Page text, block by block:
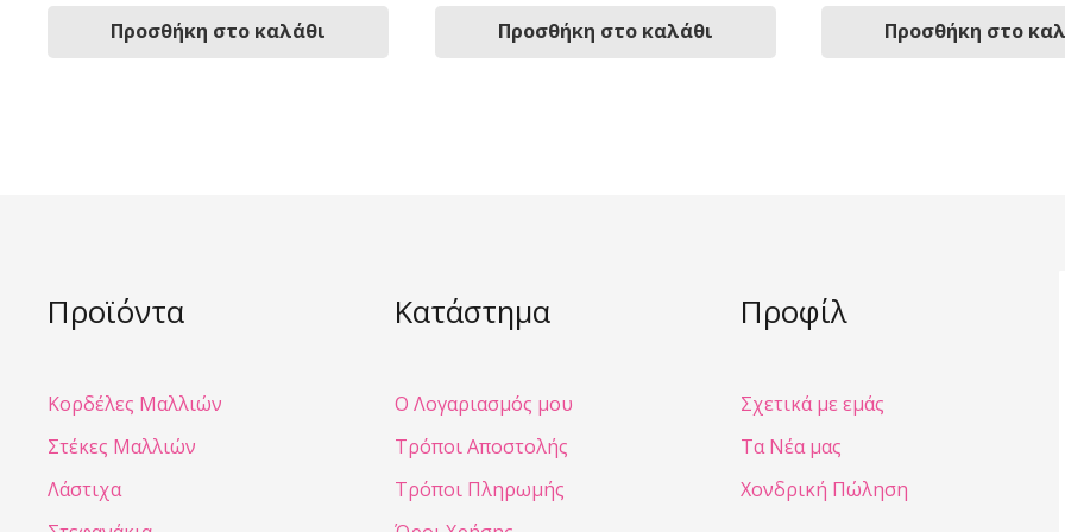
Προσθήκη στο καλάθι Προσθήκη στο καλάθι Προσθήκη στο
Προϊόντα
Κορδέλες Μαλλιών
Στέκες Μαλλιών
Λάστιχα
Κατάστημα
Ο Λογαριασμός μου
Τρόποι Αποστολής
Τρόποι Πληρωμής
Προφίλ
Σχετικά με εμάς
Τα Νέα μας
Χονδρική Πώληση